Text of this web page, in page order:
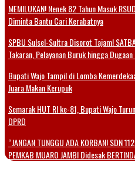
MEMILUKAN! Nenek 82 Tahun Masuk
Diminta Bantu Cari Kerabatnya
SPBU Sulsel-Sultra Disorot Tajam!
Takaran, Pelayanan Buruk hingga
Bupati Wajo Tampil di Lomba
Juara Makan Kerupuk
Semarak HUT RI ke-81, Bupati Wajo
DPRD
“JANGAN TUNGGU ADA KORBAN! SDN
PEMKAB MUARO JAMBI Didesak